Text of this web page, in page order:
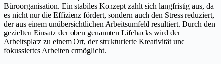
Büroorganisation. Ein stabiles Konzept zahlt sich langfristig aus, da
es nicht nur die Effizienz fördert, sondern auch den Stress reduziert,
der aus einem unübersichtlichen Arbeitsumfeld resultiert. Durch den
gezielten Einsatz der oben genannten Lifehacks wird der
Arbeitsplatz zu einem Ort, der strukturierte Kreativität und
fokussiertes Arbeiten ermöglicht.